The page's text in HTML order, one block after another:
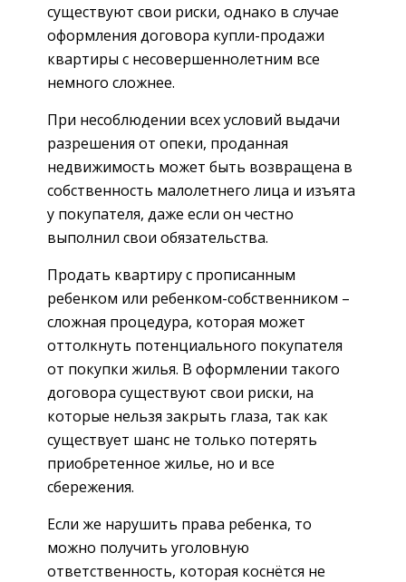
существуют свои риски, однако в случае
оформления договора купли-продажи
квартиры с несовершеннолетним все
немного сложнее.
При несоблюдении всех условий выдачи
разрешения от опеки, проданная
недвижимость может быть возвращена в
собственность малолетнего лица и изъята
у покупателя, даже если он честно
выполнил свои обязательства.
Продать квартиру с прописанным
ребенком или ребенком-собственником –
сложная процедура, которая может
оттолкнуть потенциального покупателя
от покупки жилья. В оформлении такого
договора существуют свои риски, на
которые нельзя закрыть глаза, так как
существует шанс не только потерять
приобретенное жилье, но и все
сбережения.
Если же нарушить права ребенка, то
можно получить уголовную
ответственность, которая коснётся не